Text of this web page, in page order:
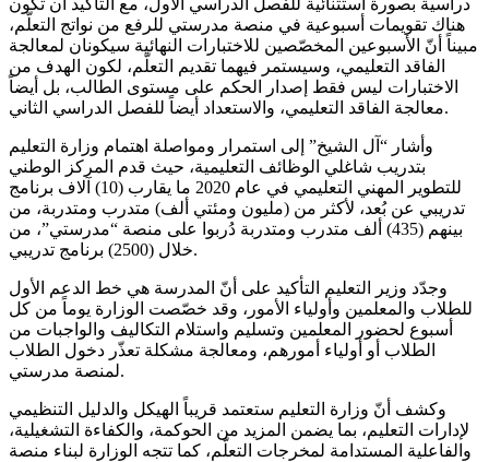
دراسية بصورة استثنائية للفصل الدراسي الأول، مع التأكيد أن تكون
هناك تقويمات أسبوعية في منصة مدرستي للرفع من نواتج التعلّم،
مبيناً أنّ الأسبوعين المخصّصين للاختبارات النهائية سيكونان لمعالجة
الفاقد التعليمي، وسيستمر فيهما تقديم التعلّم، لكون الهدف من
الاختبارات ليس فقط إصدار الحكم على مستوى الطالب، بل أيضاً
معالجة الفاقد التعليمي، والاستعداد أيضاً للفصل الدراسي الثاني.
وأشار “آل الشيخ” إلى استمرار ومواصلة اهتمام وزارة التعليم
بتدريب شاغلي الوظائف التعليمية، حيث قدم المركز الوطني
للتطوير المهني التعليمي في عام 2020 ما يقارب (10) آلاف برنامج
تدريبي عن بُعد، لأكثر من (مليون ومئتي ألف) متدرب ومتدربة، من
بينهم (435) ألف متدرب ومتدربة دُربوا على منصة “مدرستي”، من
خلال (2500) برنامج تدريبي.
وجدّد وزير التعليم التأكيد على أنّ المدرسة هي خط الدعم الأول
للطلاب والمعلمين وأولياء الأمور، وقد خصّصت الوزارة يوماً من كل
أسبوع لحضور المعلمين وتسليم واستلام التكاليف والواجبات من
الطلاب أو أولياء أمورهم، ومعالجة مشكلة تعذّر دخول الطلاب
لمنصة مدرستي.
وكشف أنّ وزارة التعليم ستعتمد قريباً الهيكل والدليل التنظيمي
لإدارات التعليم، بما يضمن المزيد من الحوكمة، والكفاءة التشغيلية،
والفاعلية المستدامة لمخرجات التعلّم، كما تتجه الوزارة لبناء منصة